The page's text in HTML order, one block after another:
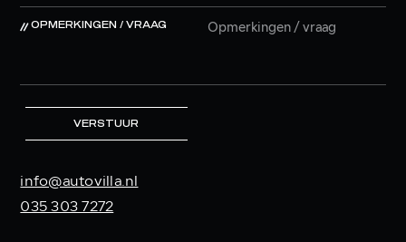
OPMERKINGEN / VRAAG
VERSTUUR
info@autovilla.nl
035 303 7272